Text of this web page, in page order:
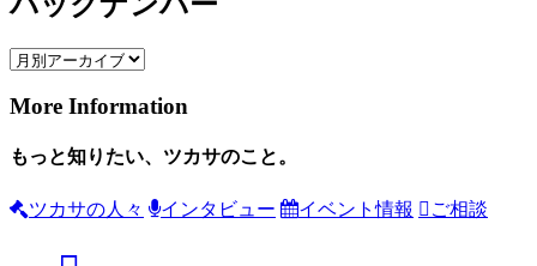
More Information
もっと知りたい、ツカサのこと。
ツカサの人々 インタビュー イベント情報 ご相談